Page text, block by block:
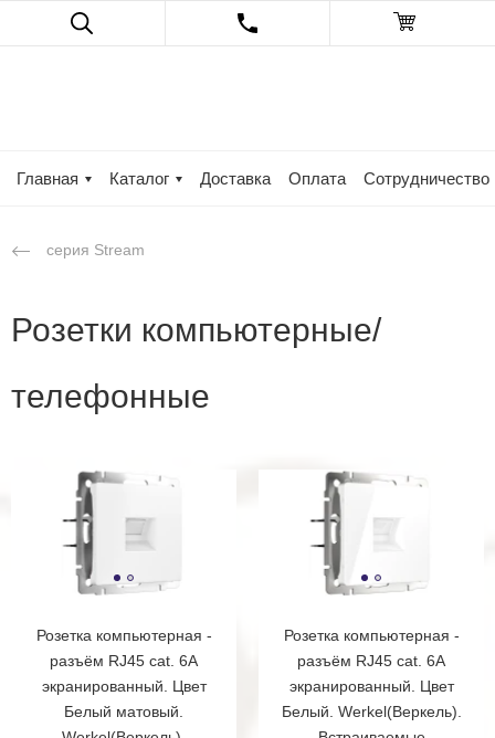
Главная Каталог Доставка Оплата Сотрудничество
серия Stream
Розетки компьютерные/
телефонные
Розетка компьютерная -
разъём RJ45 cat. 6A
экранированный. Цвет
Белый матовый.
Розетка компьютерная -
разъём RJ45 cat. 6A
экранированный. Цвет
Белый. Werkel(Веркель).